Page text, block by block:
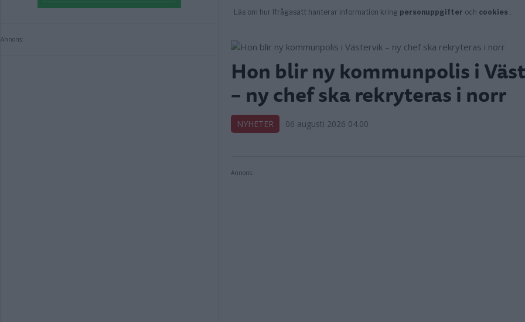
Annons:
Hon blir ny kommunpolis i
– ny chef ska rekryteras i norr
NYHETER 06 augusti 2026 04.00
Annons: